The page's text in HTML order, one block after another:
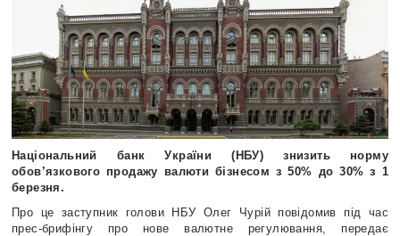
Національний банк України (НБУ) знизить норму
обов’язкового продажу валюти бізнесом з 50% до 30% з 1
березня.
Про це заступник голови НБУ Олег Чурій повідомив під час
прес-брифінгу про нове валютне регулювання, передає